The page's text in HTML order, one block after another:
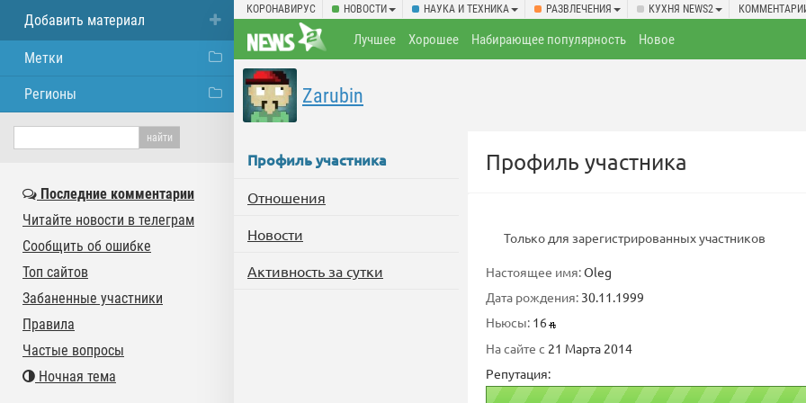
КОРОНАВИРУС НОВОСТИ НАУКА И ТЕХНИКА РАЗВЛЕЧЕНИЯ КУХНЯ NEWS2
Лучшее Хорошее Набирающее популярность Новое
Zarubin
Профиль участника
Отношения
Новости
Активность за сутки
Профиль участника
Только для зарегистрированных участников
Настоящее имя:Oleg
Дата рождения: 30.11.1999
Ньюсы: 16
На сайте с 21 Марта 2014
Репутация:
Добавить материал
Метки
Регионы
Последние комментарии
Читайте новости в телеграм
Сообщить об ошибке
Топ сайтов
Забаненные участники
Правила
Частые вопросы
Ночная тема